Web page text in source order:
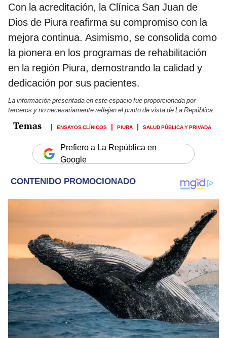
Con la acreditación, la Clínica San Juan de
Dios de Piura reafirma su compromiso con la
mejora continua. Asimismo, se consolida como
la pionera en los programas de rehabilitación
en la región Piura, demostrando la calidad y
dedicación por sus pacientes.
La información presentada en este espacio fue proporcionada por
terceros y no necesariamente reflejan el punto de vista de La República.
ENSAYOS CLÍNICOS PIURA SALUD PÚBLICA Y PRIVADA
Prefiero a La República en
Google